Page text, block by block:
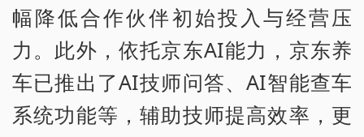
幅降低合作伙伴初始投入与经营压
力。此外，依托京东AI能力，京东养
车已推出了AI技师问答、AI智能查车
系统功能等，辅助技师提高效率，更